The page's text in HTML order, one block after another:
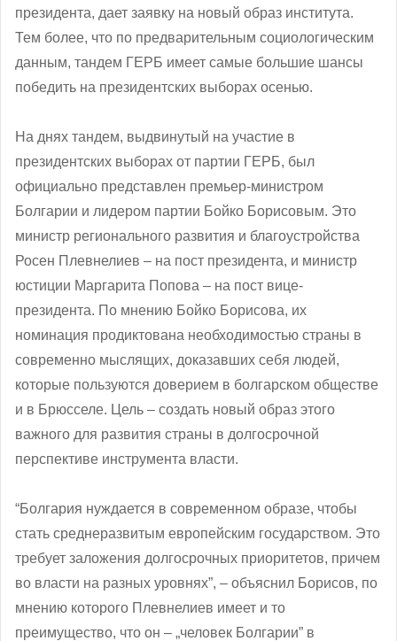
президента, дает заявку на новый образ института.
Тем более, что по предварительным социологическим
данным, тандем ГЕРБ имеет самые большие шансы
победить на президентских выборах осенью.
На днях тандем, выдвинутый на участие в
президентских выборах от партии ГЕРБ, был
официально представлен премьер-министром
Болгарии и лидером партии Бойко Борисовым. Это
министр регионального развития и благоустройства
Росен Плевнелиев – на пост президента, и министр
юстиции Маргарита Попова – на пост вице-
президента. По мнению Бойко Борисова, их
номинация продиктована необходимостью страны в
современно мыслящих, доказавших себя людей,
которые пользуются доверием в болгарском обществе
и в Брюсселе. Цель – создать новый образ этого
важного для развития страны в долгосрочной
перспективе инструмента власти.
“Болгария нуждается в современном образе, чтобы
стать среднеразвитым европейским государством. Это
требует заложения долгосрочных приоритетов, причем
во власти на разных уровнях”, – объяснил Борисов, по
мнению которого Плевнелиев имеет и то
преимущество, что он – „человек Болгарии” в